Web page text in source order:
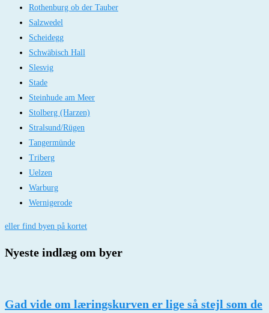
Rothenburg ob der Tauber
Salzwedel
Scheidegg
Schwäbisch Hall
Slesvig
Stade
Steinhude am Meer
Stolberg (Harzen)
Stralsund/Rügen
Tangermünde
Triberg
Uelzen
Warburg
Wernigerode
eller find byen på kortet
Nyeste indlæg om byer
Gad vide om læringskurven er lige så stejl som de